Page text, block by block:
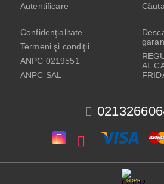
Autentificare
Confidenţialitate
Termeni şi condiţii
ANPC 0219551
ANPC SAL
AL
GDPR